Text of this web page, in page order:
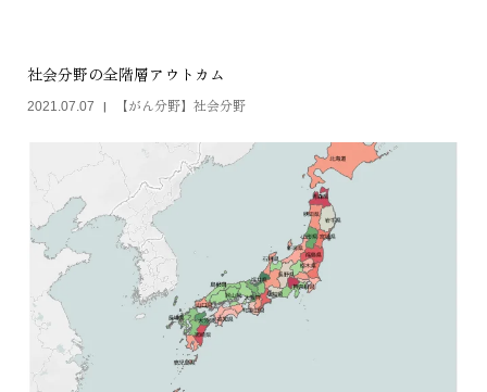
社会分野の全階層アウトカム
2021.07.07 【がん分野】社会分野